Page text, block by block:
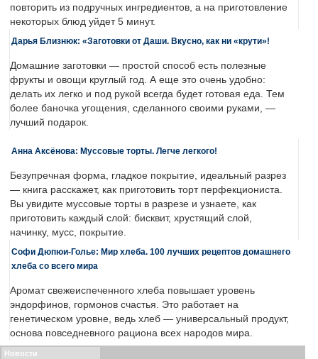
повторить из подручных ингредиентов, а на приготовление
некоторых блюд уйдет 5 минут.
Дарья Близнюк: «Заготовки от Даши. Вкусно, как ни «крути»!
Домашние заготовки — простой способ есть полезные
фрукты и овощи круглый год. А еще это очень удобно:
делать их легко и под рукой всегда будет готовая еда. Тем
более баночка угощения, сделанного своими руками, —
лучший подарок.
Анна Аксёнова: Муссовые торты. Легче легкого!
Безупречная форма, гладкое покрытие, идеальный разрез
— книга расскажет, как приготовить торт перфекциониста.
Вы увидите муссовые торты в разрезе и узнаете, как
приготовить каждый слой: бисквит, хрустящий слой,
начинку, мусс, покрытие.
Софи Дюпюи-Голье: Мир хлеба. 100 лучших рецептов домашнего
хлеба со всего мира
Аромат свежеиспеченного хлеба повышает уровень
эндорфинов, гормонов счастья. Это работает на
генетическом уровне, ведь хлеб — универсальный продукт,
основа повседневного рациона всех народов мира.
Новости